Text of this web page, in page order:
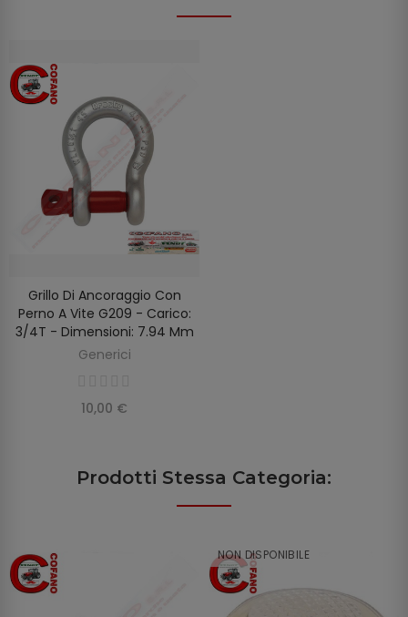
AGGIUNGI AL CARRELLO
Grillo Di Ancoraggio Con
Perno A Vite G209 - Carico:
3/4T - Dimensioni: 7.94 Mm
Generici
10,00 €
Prodotti Stessa Categoria:
NON DISPONIBILE